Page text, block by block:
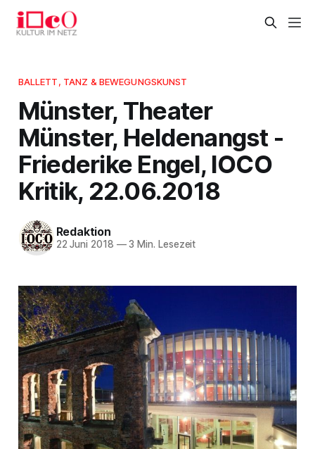
BALLETT, TANZ & BEWEGUNGSKUNST
Münster, Theater
Münster, Heldenangst -
Friederike Engel, IOCO
Kritik, 22.06.2018
Redaktion
22 Juni 2018 —3 Min. Lesezeit